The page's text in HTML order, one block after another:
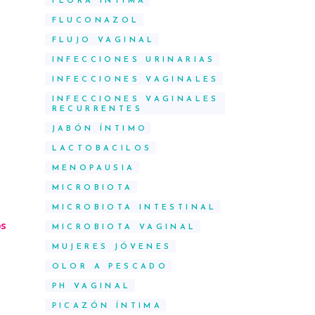
FLUCONAZOL
FLUJO VAGINAL
INFECCIONES URINARIAS
INFECCIONES VAGINALES
INFECCIONES VAGINALES
RECURRENTES
JABÓN ÍNTIMO
LACTOBACILOS
MENOPAUSIA
MICROBIOTA
MICROBIOTA INTESTINAL
MICROBIOTA VAGINAL
MUJERES JÓVENES
OLOR A PESCADO
PH VAGINAL
PICAZÓN ÍNTIMA